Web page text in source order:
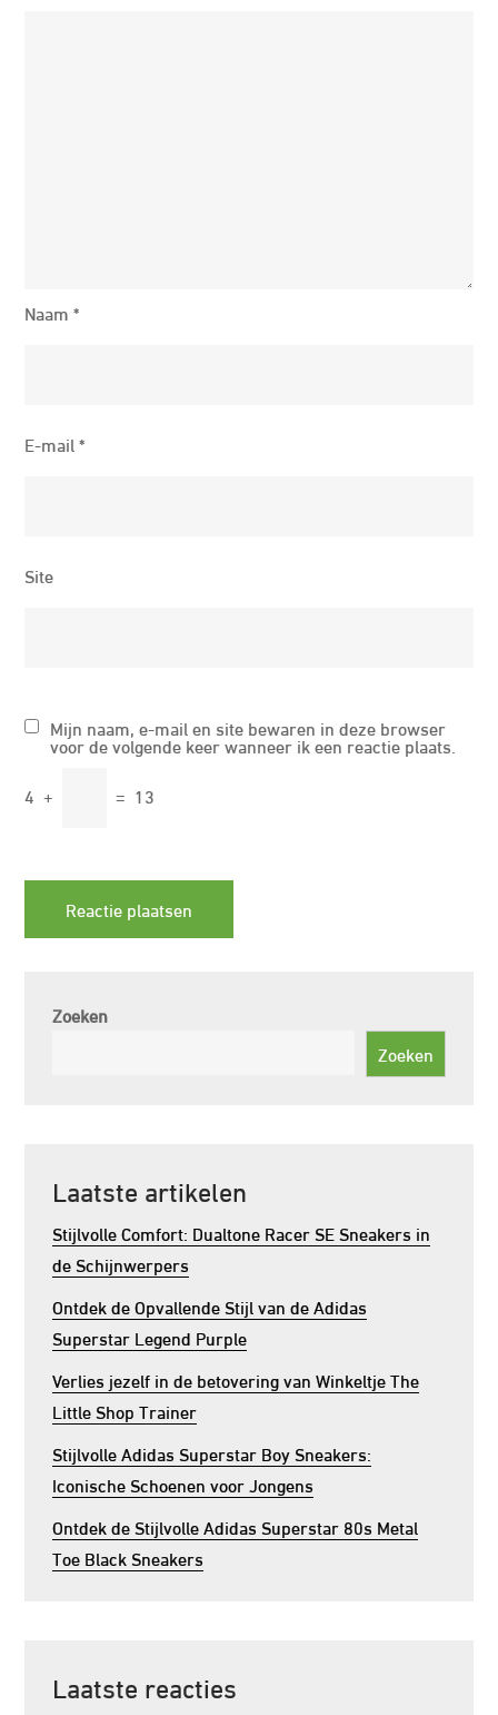
Naam*
E-mail*
Site
Mijn naam, e-mail en site bewaren in deze browser
voor de volgende keer wanneer ik een reactie plaats.
4 + = 13
Zoeken
Zoeken
Laatste artikelen
Stijlvolle Comfort: Dualtone Racer SE Sneakers in
de Schijnwerpers
Ontdek de Opvallende Stijl van de Adidas
Superstar Legend Purple
Verlies jezelf in de betovering van Winkeltje The
Little Shop Trainer
Stijlvolle Adidas Superstar Boy Sneakers:
Iconische Schoenen voor Jongens
Ontdek de Stijlvolle Adidas Superstar 80s Metal
Toe Black Sneakers
Laatste reacties